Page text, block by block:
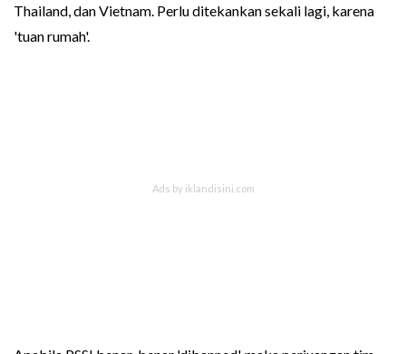
Thailand, dan Vietnam. Perlu ditekankan sekali lagi, karena
'tuan rumah'.